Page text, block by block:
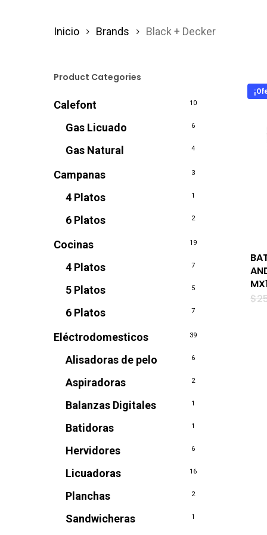
Inicio Brands Black + Decker
Product Categories
Calefont 10
Gas Licuado 6
Gas Natural 4
Campanas 3
4 Platos 1
6 Platos 2
Cocinas 19
4 Platos 7
5 Platos 5
6 Platos 7
Eléctrodomesticos 39
Alisadoras de pelo 6
Aspiradoras 2
Balanzas Digitales 1
Batidoras 1
Hervidores 6
Licuadoras 16
Planchas 2
Sandwicheras 1
$